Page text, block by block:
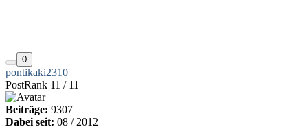
0
pontikaki2310
PostRank 11 / 11
Beiträge: 9307
Dabei seit: 08 / 2012